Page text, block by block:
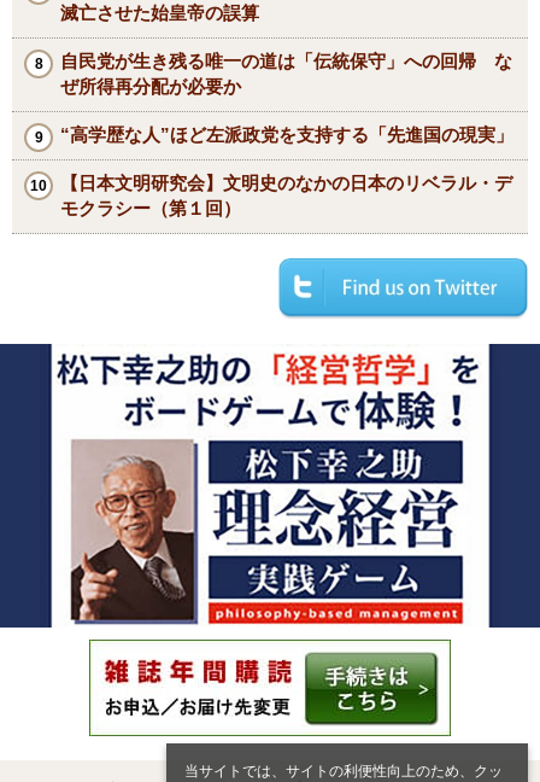
当サイトでは、サイトの利便性向上のため、クッ
滅亡させた始皇帝の誤算
自民党が生き残る唯一の道は「伝統保守」への回帰 な
ぜ所得再分配が必要か
“高学歴な人”ほど左派政党を支持する「先進国の現実」
【日本文明研究会】文明史のなかの日本のリベラル・デ
モクラシー（第１回）